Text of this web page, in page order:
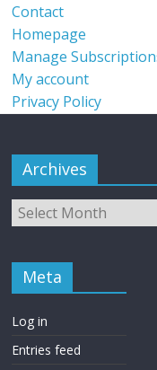
Contact
Homepage
Manage
My account
Privacy Policy
Archives
Meta
Log in
Entries feed